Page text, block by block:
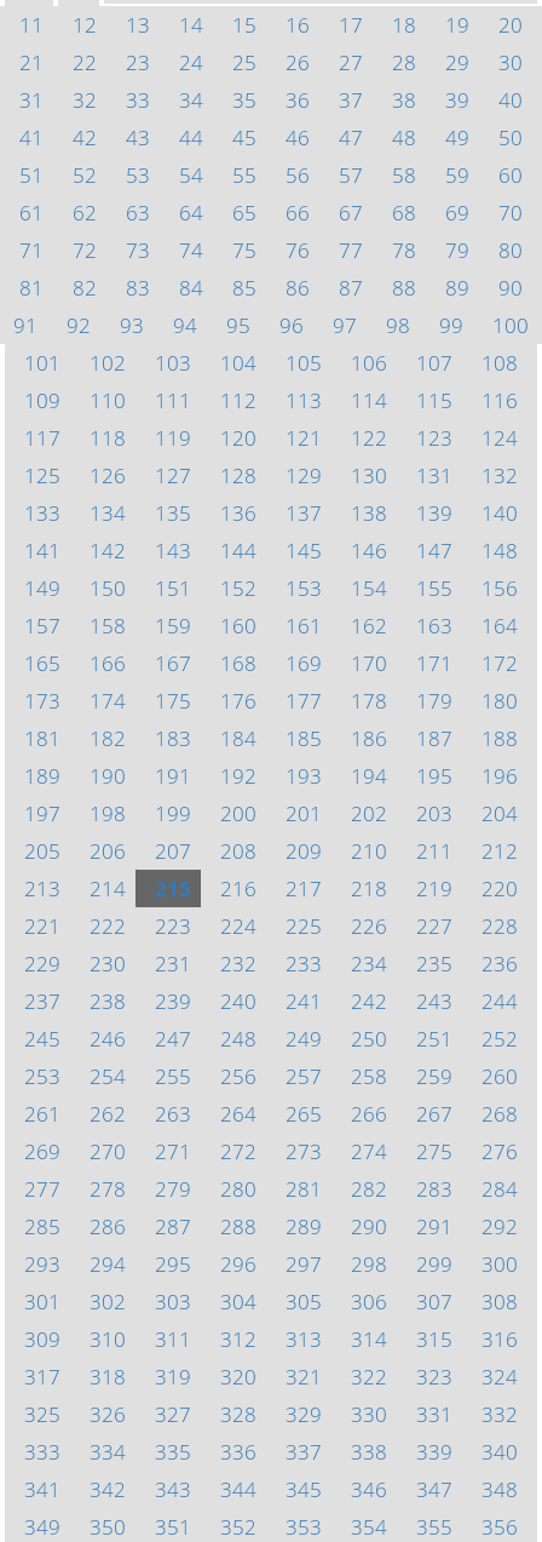
11
12 13 14 15 16 17 18 19
20
21
22 23 24 25 26 27 28 29
30
31
32 33 34 35 36 37 38 39
40
41
42 43 44 45 46 47 48 49
50
51
52 53 54 55 56 57 58 59
60
61
62 63 64 65 66 67 68 69
70
71
72 73 74 75 76 77 78 79
80
81
82 83 84 85 86 87 88 89
90
91
92 93 94 95 96 97 98 99
100
101
102 103 104 105 106 107
108
109
110 111 112 113 114 115
116
117
118 119 120 121 122 123
124
125
126 127 128 129 130 131
132
133
134 135 136 137 138 139
140
141
142 143 144 145 146 147
148
149
150 151 152 153 154 155
156
157
158 159 160 161 162 163
164
165
166 167 168 169 170 171
172
173
174 175 176 177 178 179
180
181
182 183 184 185 186 187
188
189
190 191 192 193 194 195
196
197
198 199 200 201 202 203
204
205
206 207 208 209 210 211
212
213
214 215 216 217 218 219
220
221
222 223 224 225 226 227
228
229
230 231 232 233 234 235
236
237
238 239 240 241 242 243
244
245
246 247 248 249 250 251
252
253
254 255 256 257 258 259
260
261
262 263 264 265 266 267
268
269
270 271 272 273 274 275
276
277
278 279 280 281 282 283
284
285
286 287 288 289 290 291
292
293
294 295 296 297 298 299
300
301
302 303 304 305 306 307
308
309
310 311 312 313 314 315
316
317
318 319 320 321 322 323
324
325
326 327 328 329 330 331
332
333
334 335 336 337 338 339
340
341
342 343 344 345 346 347
348
349
350 351 352 353 354 355 356